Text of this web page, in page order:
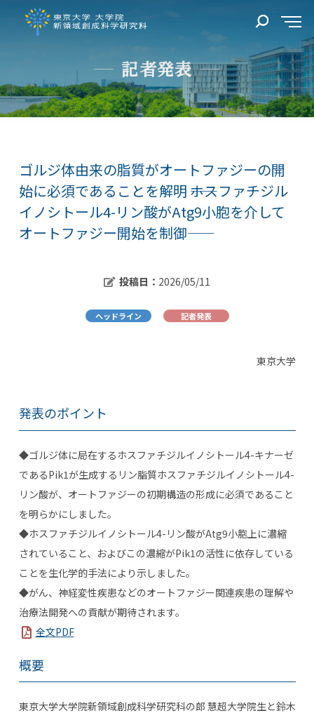
記者発表
ゴルジ体由来の脂質がオートファジーの開
始に必須であることを解明 ――ホスファチジル
イノシトール4-リン酸がAtg9小胞を介して
オートファジー開始を制御――
投稿日： 2026/05/11
ヘッドライン 記者発表
東京大学
発表のポイント
◆ゴルジ体に局在するホスファチジルイノシトール4-キナーゼ
であるPik1が生成するリン脂質ホスファチジルイノシトール4-
リン酸が、オートファジーの初期構造の形成に必須であること
を明らかにしました。
◆ホスファチジルイノシトール4- リン酸がAtg9小胞上に濃縮
されていること、およびこの濃縮がPik1 の活性に依存している
ことを生化学的手法により示しました。
◆がん、神経変性疾患などのオートファジー関連疾患の理解や
治療法開発への貢献が期待されます。
全文PDF
概要
東京大学大学院新領域創成科学研究科の郎 慧超大学院生と鈴木